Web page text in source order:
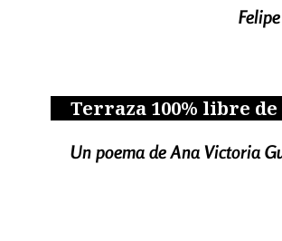
Terraza 100% libre de
Un poema de Ana Victoria